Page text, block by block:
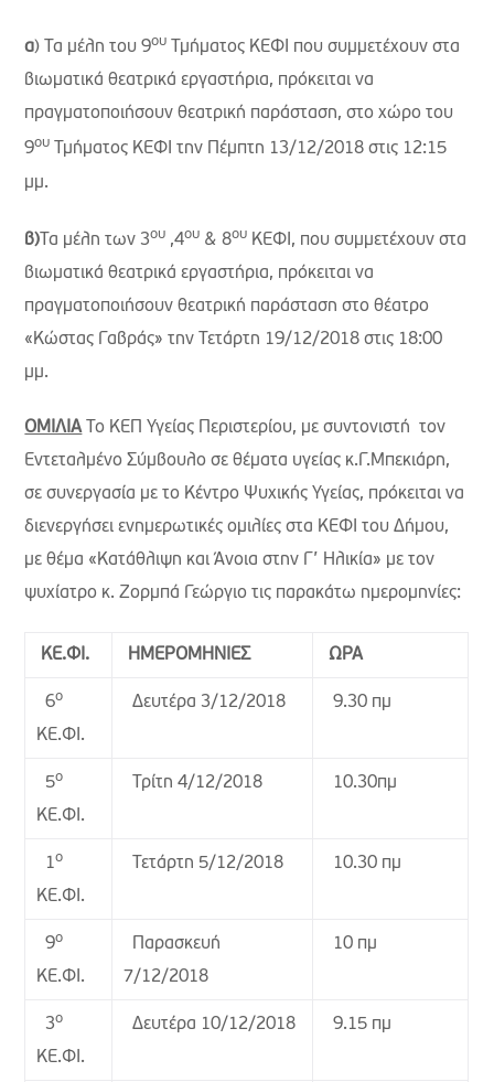
α) Τα μέλη του 9ου Τμήματος ΚΕΦΙ που συμμετέχουν στα
βιωματικά θεατρικά εργαστήρια, πρόκειται να
πραγματοποιήσουν θεατρική παράσταση, στο χώρο του
9ου Τμήματος ΚΕΦΙ την Πέμπτη 13/12/2018 στις 12:15
μμ.
β) Τα μέλη των 3ου ,4ου & 8ου ΚΕΦΙ, που συμμετέχουν στα
βιωματικά θεατρικά εργαστήρια, πρόκειται να
πραγματοποιήσουν θεατρική παράσταση στο θέατρο
«Κώστας Γαβράς» την Τετάρτη 19/12/2018 στις 18:00
μμ.
ΟΜΙΛΙΑΤο ΚΕΠ Υγείας Περιστερίου, με συντονιστή τον
Εντεταλμένο Σύμβουλο σε θέματα υγείας κ.Γ.Μπεκιάρη,
σε συνεργασία με το Κέντρο Ψυχικής Υγείας, πρόκειται να
διενεργήσει ενημερωτικές ομιλίες στα ΚΕΦΙ του Δήμου,
με θέμα «Κατάθλιψη και Άνοια στην Γ’ Ηλικία» με τον
ψυχίατρο κ. Ζορμπά Γεώργιο τις παρακάτω ημερομηνίες:
ΚΕ.ΦΙ. ΗΜΕΡΟΜΗΝΙΕΣ ΩΡΑ
6ο
ΚΕ.ΦΙ.
Δευτέρα 3/12/2018 9.30 πμ
5ο
ΚΕ.ΦΙ.
Τρίτη 4/12/2018 10.30πμ
1ο
ΚΕ.ΦΙ.
Τετάρτη 5/12/2018 10.30 πμ
9ο
ΚΕ.ΦΙ.
Παρασκευή
7/12/2018
10 πμ
3ο
ΚΕ.ΦΙ.
Δευτέρα 10/12/2018 9.15 πμ